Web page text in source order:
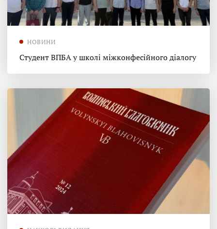
НОВИНИ
Студент ВПБА у школі міжконфесійного діалогу